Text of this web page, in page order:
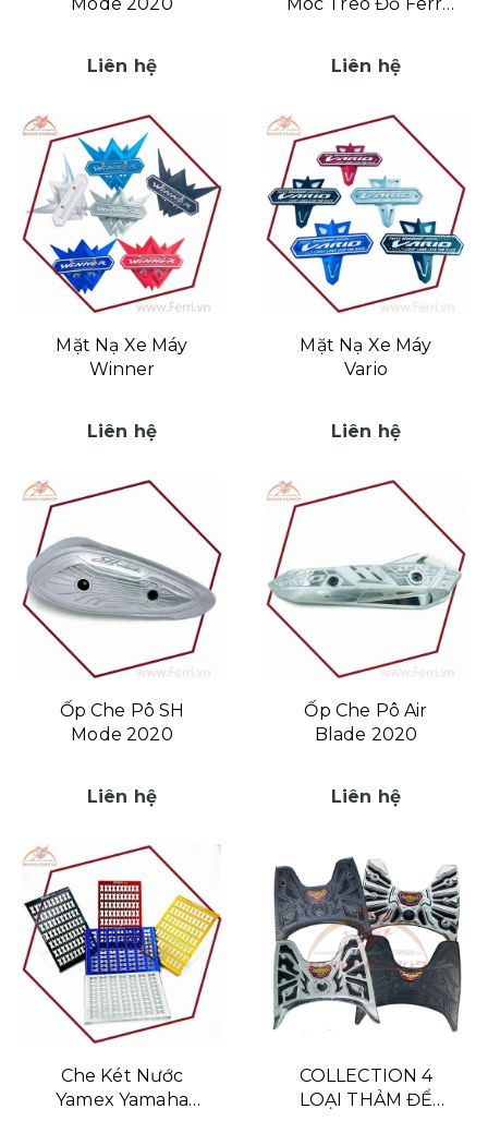
Mode 2020
Liên hệ
Móc Treo Đồ Ferri
Liên hệ
Mặt Nạ Xe Máy
Winner
Liên hệ
Mặt Nạ Xe Máy
Vario
Liên hệ
Ốp Che Pô SH
Mode 2020
Liên hệ
Ốp Che Pô Air
Blade 2020
Liên hệ
Che Két Nước
Yamex Yamaha
COLLECTION 4
LOẠI THẢM ĐỂ